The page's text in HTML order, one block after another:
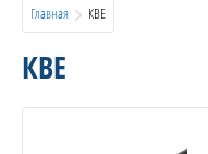
Главная
  КВЕ
КВЕ